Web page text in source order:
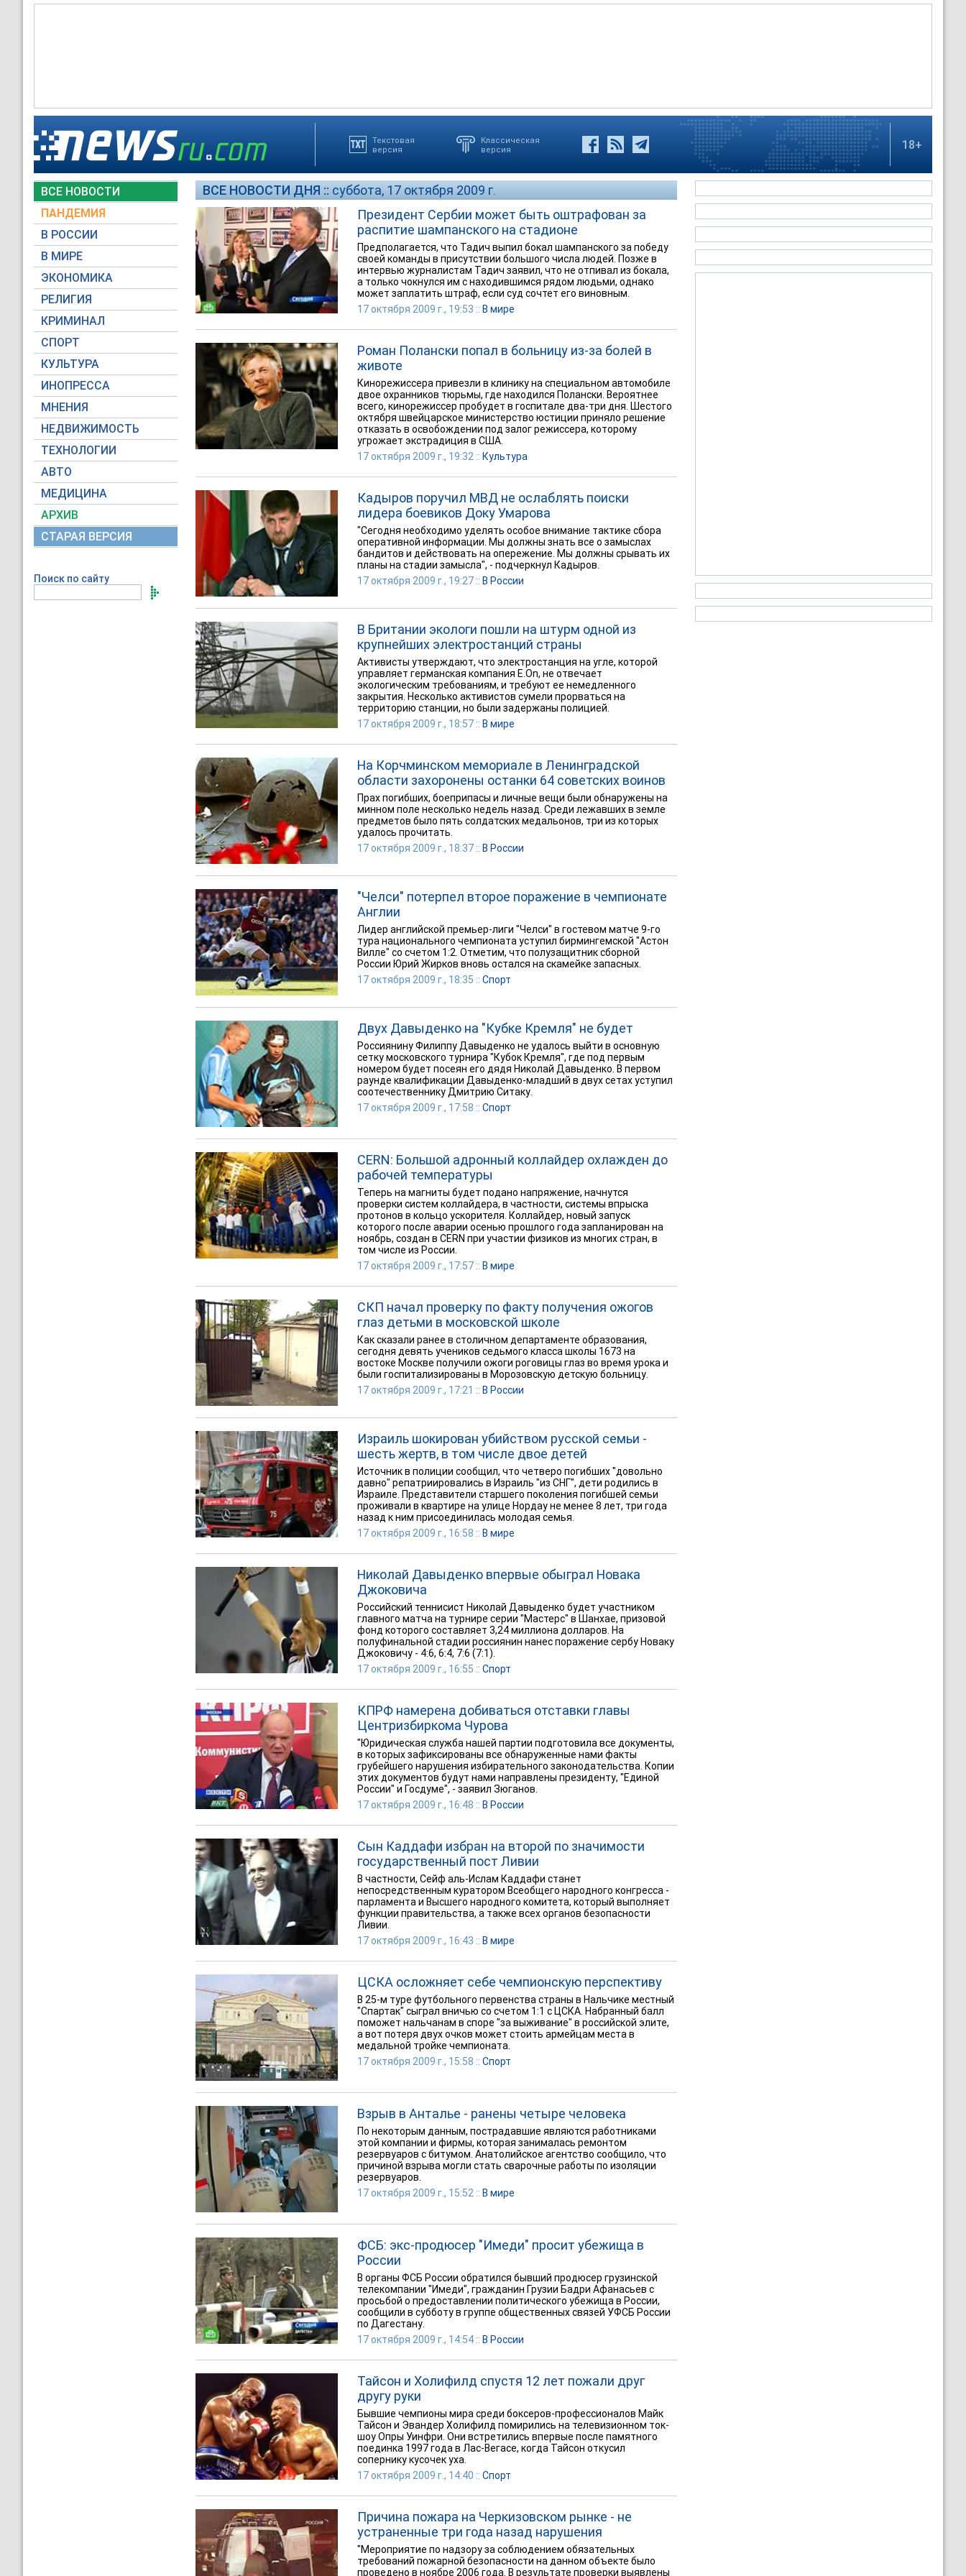
Текстовая
версия
Классическая
версия
18+
ВСЕ НОВОСТИ
ПАНДЕМИЯ
В РОССИИ
В МИРЕ
ЭКОНОМИКА
РЕЛИГИЯ
КРИМИНАЛ
СПОРТ
КУЛЬТУРА
ИНОПРЕССА
МНЕНИЯ
НЕДВИЖИМОСТЬ
ТЕХНОЛОГИИ
АВТО
МЕДИЦИНА
АРХИВ
СТАРАЯ ВЕРСИЯ
Поиск по сайту
ВСЕ НОВОСТИ ДНЯ :: суббота, 17 октября 2009 г.
Президент Сербии может быть оштрафован за
распитие шампанского на стадионе
Предполагается, что Тадич выпил бокал шампанского за победу
своей команды в присутствии большого числа людей. Позже в
интервью журналистам Тадич заявил, что не отпивал из бокала,
а только чокнулся им с находившимся рядом людьми, однако
может заплатить штраф, если суд сочтет его виновным.
17 октября 2009 г., 19:53 :: В мире
Роман Полански попал в больницу из-за болей в
животе
Кинорежиссера привезли в клинику на специальном автомобиле
двое охранников тюрьмы, где находился Полански. Вероятнее
всего, кинорежиссер пробудет в госпитале два-три дня. Шестого
октября швейцарское министерство юстиции приняло решение
отказать в освобождении под залог режиссера, которому
угрожает экстрадиция в США.
17 октября 2009 г., 19:32 :: Культура
Кадыров поручил МВД не ослаблять поиски
лидера боевиков Доку Умарова
"Сегодня необходимо уделять особое внимание тактике сбора
оперативной информации. Мы должны знать все о замыслах
бандитов и действовать на опережение. Мы должны срывать их
планы на стадии замысла", - подчеркнул Кадыров.
17 октября 2009 г., 19:27 :: В России
В Британии экологи пошли на штурм одной из
крупнейших электростанций страны
Активисты утверждают, что электростанция на угле, которой
управляет германская компания E.On, не отвечает
экологическим требованиям, и требуют ее немедленного
закрытия. Несколько активистов сумели прорваться на
территорию станции, но были задержаны полицией.
17 октября 2009 г., 18:57 :: В мире
На Корчминском мемориале в Ленинградской
области захоронены останки 64 советских воинов
Прах погибших, боеприпасы и личные вещи были обнаружены на
минном поле несколько недель назад. Среди лежавших в земле
предметов было пять солдатских медальонов, три из которых
удалось прочитать.
17 октября 2009 г., 18:37 :: В России
"Челси" потерпел второе поражение в чемпионате
Англии
Лидер английской премьер-лиги "Челси" в гостевом матче 9-го
тура национального чемпионата уступил бирмингемской "Астон
Вилле" со счетом 1:2. Отметим, что полузащитник сборной
России Юрий Жирков вновь остался на скамейке запасных.
17 октября 2009 г., 18:35 :: Спорт
Двух Давыденко на "Кубке Кремля" не будет
Россиянину Филиппу Давыденко не удалось выйти в основную
сетку московского турнира "Кубок Кремля", где под первым
номером будет посеян его дядя Николай Давыденко. В первом
раунде квалификации Давыденко-младший в двух сетах уступил
соотечественнику Дмитрию Ситаку.
17 октября 2009 г., 17:58 :: Спорт
CERN: Большой адронный коллайдер охлажден до
рабочей температуры
Теперь на магниты будет подано напряжение, начнутся
проверки систем коллайдера, в частности, системы впрыска
протонов в кольцо ускорителя. Коллайдер, новый запуск
которого после аварии осенью прошлого года запланирован на
ноябрь, создан в CERN при участии физиков из многих стран, в
том числе из России.
17 октября 2009 г., 17:57 :: В мире
СКП начал проверку по факту получения ожогов
глаз детьми в московской школе
Как сказали ранее в столичном департаменте образования,
сегодня девять учеников седьмого класса школы 1673 на
востоке Москве получили ожоги роговицы глаз во время урока и
были госпитализированы в Морозовскую детскую больницу.
17 октября 2009 г., 17:21 :: В России
Израиль шокирован убийством русской семьи -
шесть жертв, в том числе двое детей
Источник в полиции сообщил, что четверо погибших "довольно
давно" репатриировались в Израиль "из СНГ", дети родились в
Израиле. Представители старшего поколения погибшей семьи
проживали в квартире на улице Нордау не менее 8 лет, три года
назад к ним присоединилась молодая семья.
17 октября 2009 г., 16:58 :: В мире
Николай Давыденко впервые обыграл Новака
Джоковича
Российский теннисист Николай Давыденко будет участником
главного матча на турнире серии "Мастерс" в Шанхае, призовой
фонд которого составляет 3,24 миллиона долларов. На
полуфинальной стадии россиянин нанес поражение сербу Новаку
Джоковичу - 4:6, 6:4, 7:6 (7:1).
17 октября 2009 г., 16:55 :: Спорт
КПРФ намерена добиваться отставки главы
Центризбиркома Чурова
"Юридическая служба нашей партии подготовила все документы,
в которых зафиксированы все обнаруженные нами факты
грубейшего нарушения избирательного законодательства. Копии
этих документов будут нами направлены президенту, "Единой
России" и Госдуме", - заявил Зюганов.
17 октября 2009 г., 16:48 :: В России
Сын Каддафи избран на второй по значимости
государственный пост Ливии
В частности, Сейф аль-Ислам Каддафи станет
непосредственным куратором Всеобщего народного конгресса -
парламента и Высшего народного комитета, который выполняет
функции правительства, а также всех органов безопасности
Ливии.
17 октября 2009 г., 16:43 :: В мире
ЦСКА осложняет себе чемпионскую перспективу
В 25-м туре футбольного первенства страны в Нальчике местный
"Спартак" сыграл вничью со счетом 1:1 с ЦСКА. Набранный балл
поможет нальчанам в споре "за выживание" в российской элите,
а вот потеря двух очков может стоить армейцам места в
медальной тройке чемпионата.
17 октября 2009 г., 15:58 :: Спорт
Взрыв в Анталье - ранены четыре человека
По некоторым данным, пострадавшие являются работниками
этой компании и фирмы, которая занималась ремонтом
резервуаров с битумом. Анатолийское агентство сообщило, что
причиной взрыва могли стать сварочные работы по изоляции
резервуаров.
17 октября 2009 г., 15:52 :: В мире
ФСБ: экс-продюсер "Имеди" просит убежища в
России
В органы ФСБ России обратился бывший продюсер грузинской
телекомпании "Имеди", гражданин Грузии Бадри Афанасьев с
просьбой о предоставлении политического убежища в России,
сообщили в субботу в группе общественных связей УФСБ России
по Дагестану.
17 октября 2009 г., 14:54 :: В России
Тайсон и Холифилд спустя 12 лет пожали друг
другу руки
Бывшие чемпионы мира среди боксеров-профессионалов Майк
Тайсон и Эвандер Холифилд помирились на телевизионном ток-
шоу Опры Уинфри. Они встретились впервые после памятного
поединка 1997 года в Лас-Вегасе, когда Тайсон откусил
сопернику кусочек уха.
17 октября 2009 г., 14:40 :: Спорт
Причина пожара на Черкизовском рынке - не
устраненные три года назад нарушения
"Мероприятие по надзору за соблюдением обязательных
требований пожарной безопасности на данном объекте было
проведено в ноябре 2006 года. В результате проверки выявлены